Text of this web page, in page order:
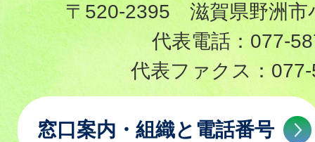
〒520-2395 滋賀県野洲市
代表電話： 077-
代表ファクス：
窓口案内・組織と電話番号